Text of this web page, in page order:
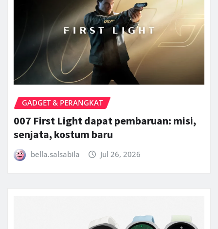
GADGET & PERANGKAT
007 First Light dapat pembaruan: misi,
senjata, kostum baru
bella.salsabila Jul 26, 2026